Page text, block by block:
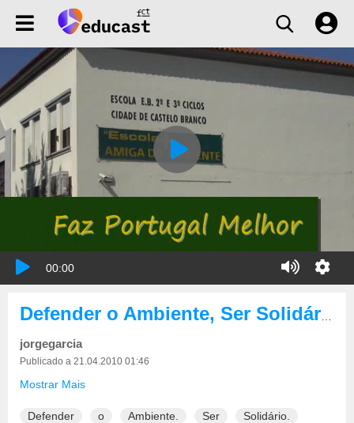
00:00
jorgegarcia
Publicado a 21.04.2010 01:46
Mostrar Mais
Defender o Ambiente. Ser Solidário.